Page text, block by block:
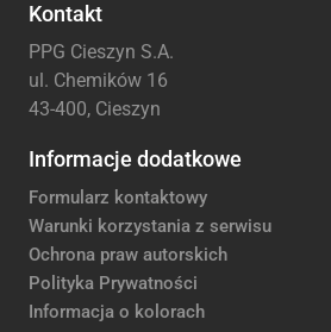
Kontakt
PPG Cieszyn S.A.
ul. Chemików 16
43-400, Cieszyn
Informacje dodatkowe
Formularz kontaktowy
Warunki korzystania z serwisu
Ochrona praw autorskich
Polityka Prywatności
Informacja o kolorach